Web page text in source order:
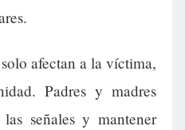
afectan a la víctima,
Padres y madres
señales y mantener